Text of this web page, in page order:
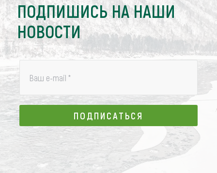
ПОДПИШИСЬ НА НАШИ
НОВОСТИ
Ваш e-mail *
ПОДПИСАТЬСЯ
ПОДПИСАТЬСЯ